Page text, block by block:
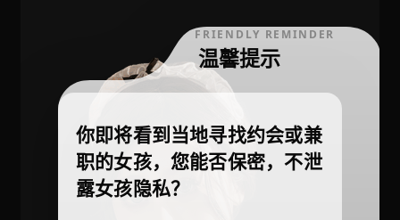
FRIENDLY REMINDER
温馨提示
你即将看到当地寻找约会或兼
职的女孩，您能否保密，不泄
露女孩隐私？